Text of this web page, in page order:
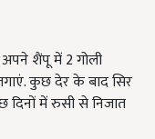
शैंपू में 2 गोली
कुछ देर के बाद सिर
में रुसी से निजात